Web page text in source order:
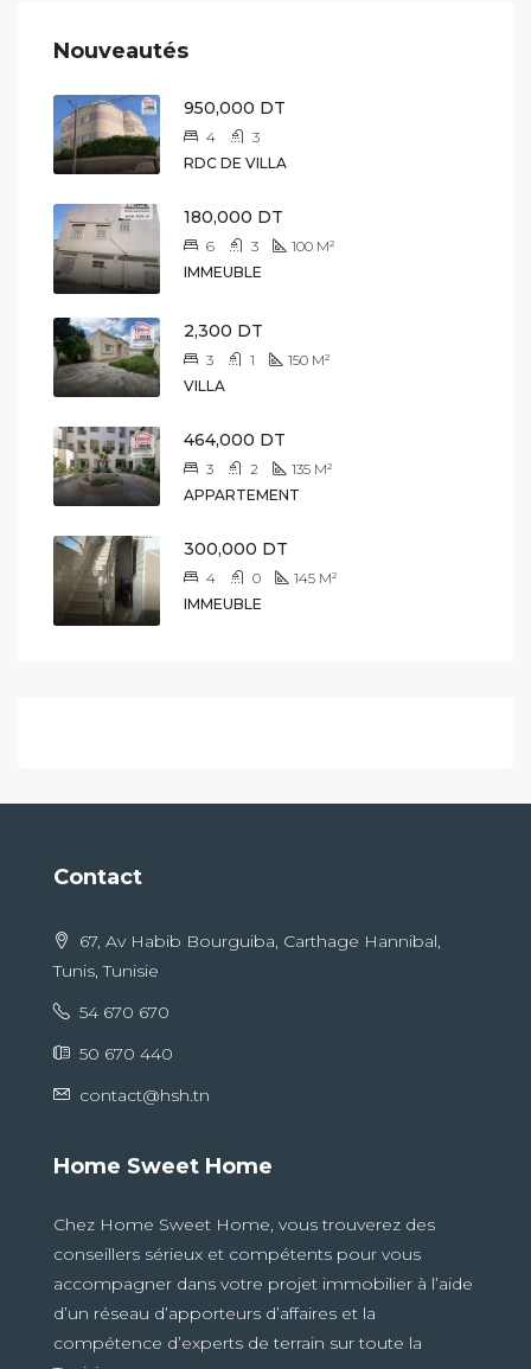
Nouveautés
950,000 DT
4
3
RDC DE VILLA
180,000 DT
6 3 100 M²
IMMEUBLE
2,300 DT
3 1 150 M²
VILLA
464,000 DT
3 2 135 M²
APPARTEMENT
300,000 DT
4 0 145 M²
IMMEUBLE
Contact
67, Av Habib Bourguiba, Carthage Hannibal,
Tunis, Tunisie
54 670 670
50 670 440
contact@hsh.tn
Home Sweet Home
Chez Home Sweet Home, vous trouverez des
conseillers sérieux et compétents pour vous
accompagner dans votre projet immobilier à l’aide
d’un réseau d’apporteurs d’affaires et la
compétence d’experts de terrain sur toute la